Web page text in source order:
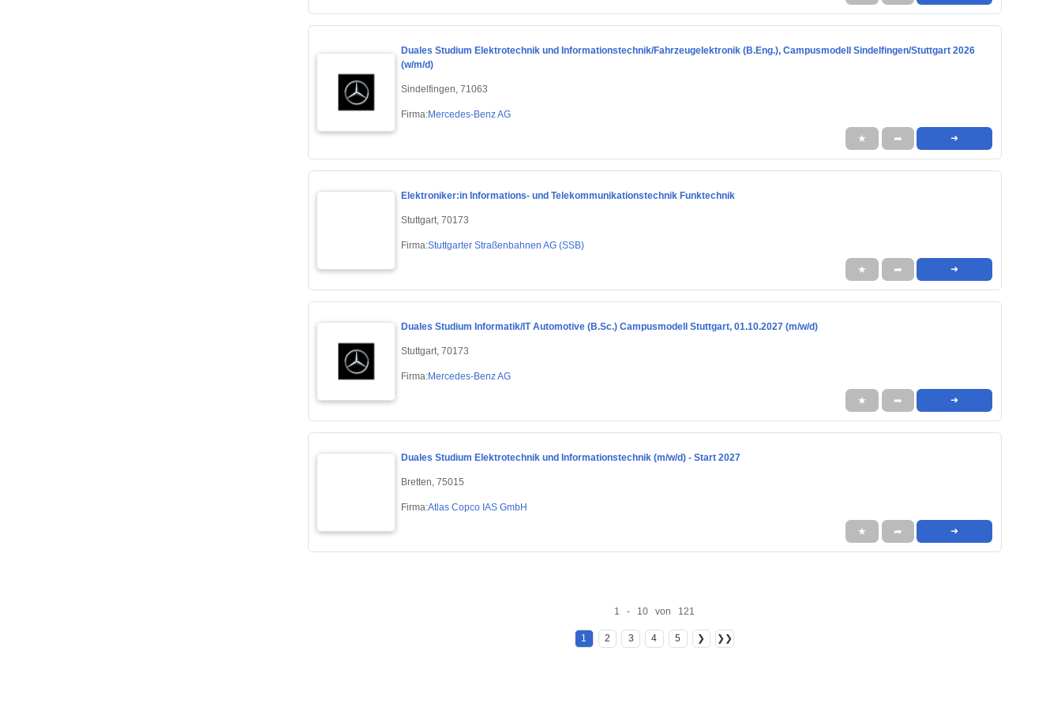
Duales Studium Elektrotechnik und Informationstechnik/Fahrzeugelektronik (B.Eng.), Campusmodell Sindelfingen/Stuttgart 2026
(w/m/d)
Sindelfingen, 71063
Firma:Mercedes-Benz AG
★ ➦ ➜
Elektroniker:in Informations- und Telekommunikationstechnik Funktechnik
Stuttgart, 70173
Firma:Stuttgarter Straßenbahnen AG (SSB)
★ ➦ ➜
Duales Studium Informatik/IT Automotive (B.Sc.) Campusmodell Stuttgart, 01.10.2027 (m/w/d)
Stuttgart, 70173
Firma:Mercedes-Benz AG
★ ➦ ➜
Duales Studium Elektrotechnik und Informationstechnik (m/w/d) - Start 2027
Bretten, 75015
Firma:Atlas Copco IAS GmbH
★ ➦ ➜
1 - 10 von 121
1 2 3 4 5 ❯ ❯❯